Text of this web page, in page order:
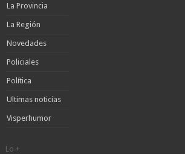
La Provincia
La Región
Novedades
Policiales
Política
Ultimas noticias
Visperhumor
Lo +